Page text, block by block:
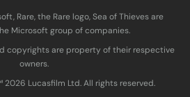
Rare, the Rare logo, Sea of Thieves are
Microsoft group of companies.
copyrights are property of their respective
owners.
20‍26 Lucasfilm Ltd. All rights reserved.